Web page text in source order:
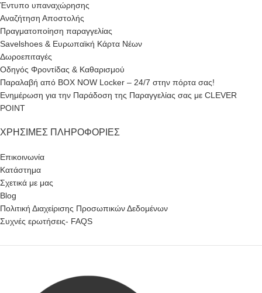
Έντυπο υπαναχώρησης
Αναζήτηση Αποστολής
Πραγματοποίηση παραγγελίας
Savelshoes & Ευρωπαϊκή Κάρτα Νέων
Δωροεπιταγές
Οδηγός Φροντίδας & Καθαρισμού
Παραλαβή από BOX NOW Locker – 24/7 στην πόρτα σας!
Ενημέρωση για την Παράδοση της Παραγγελίας σας με CLEVER
POINT
ΧΡΉΣΙΜΕΣ ΠΛΗΡΟΦΟΡΊΕΣ
Επικοινωνία
Κατάστημα
Σχετικά με μας
Blog
Πολιτική Διαχείρισης Προσωπικών Δεδομένων
Συχνές ερωτήσεις- FAQS